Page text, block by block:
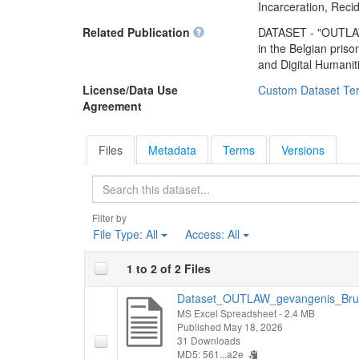
Erfgoedcel Dijk92,
région à la fin du
aux pratiques
la politique
Ce jeu de
science citoyenne
Les résultats ont
Archives de l'État,
Incarceration,
Related Publication
DATASET -
in the Belgian
and Digital
License/Data Use
Agreement
Custom Dataset
Files Metadata Terms Versions
Filter by
File Type: All Access: All
1 to 2 of 2 Files
MS Excel Spreadsheet- 2.4 MB
Published May 18, 2026
31 Downloads
MD5: 561...a2e